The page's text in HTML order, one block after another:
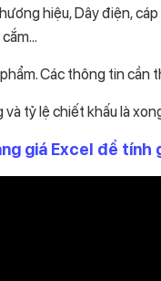
hiệu, Dây điện,
Các thông tin cần
tỷ lệ chiết khấu là
giá Excel để tính